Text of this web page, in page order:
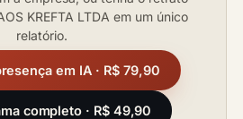
KREFTA LTDA em um único
relatório.
em IA · R$ 79,90
completo · R$ 49,90